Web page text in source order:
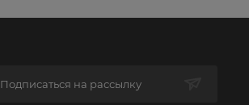
Подписаться на рассылку